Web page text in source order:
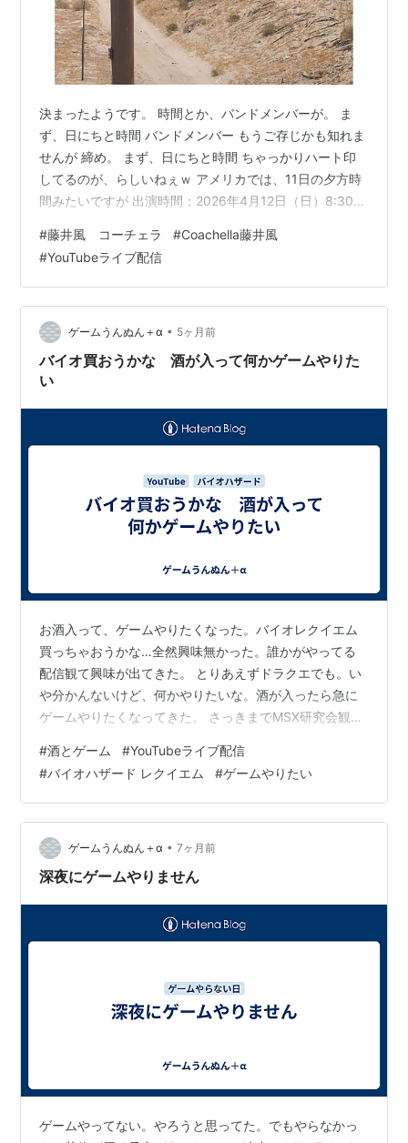
決まったようです。 時間とか、バンドメンバーが。 ま
ず、日にちと時間 バンドメンバー もうご存じかも知れま
せんが 締め。 まず、日にちと時間 ちゃっかりハート印
してるのが、らしいねぇｗ アメリカでは、11日の夕方時
間みたいですが 出演時間：2026年4月12日（日）8:30～
Mojave - Live from Coachella 2026 - YouTube ↑でライ
ブ中継するようです。 4/12追記：Instagramで発見した
けど、時間変更があって 8:50～9:40になったそうです。
こういう大きなフェスは配信してくれるから…
#藤井風 コーチェラ #Coachella藤井風
#YouTubeライブ配信
ゲームうんぬん＋α • 5ヶ月前
バイオ買おうかな 酒が入って何かゲームやりた
い
お酒入って、ゲームやりたくなった。バイオレクイエム
買っちゃおうかな…全然興味無かった。誰かがやってる
配信観て興味が出てきた。 とりあえずドラクエでも。い
や分かんないけど、何かやりたいな。酒が入ったら急に
ゲームやりたくなってきた。 さっきまでMSX研究会観て
んだけど、面白くて。興味深い話を聞けた。それでゲー
ムやろうかなぁと。 何やろうか、やっぱりドラクエか。
オクトパストラベラーでも。なんでもいいや、もうかれ
これ一週間以上ゲームやってないので、何やっても同じ
くらいの感動は味わえる。 マジでバイオハザード新作買
うかも…一応候補には入れておこう。
#酒とゲーム #YouTubeライブ配信
#バイオハザード レクイエム #ゲームやりたい
ゲームうんぬん＋α • 7ヶ月前
深夜にゲームやりません
ゲームやってない。やろうと思ってた。でもやらなかっ